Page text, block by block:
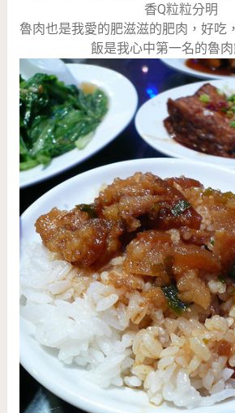
香Q粒粒分明
魯肉也是我愛的肥滋滋的肥肉，好吃
飯是我心中第一名的魯肉